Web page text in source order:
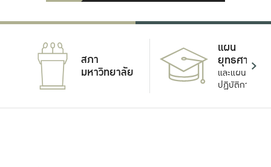
สภา
มหาวิทยาลัย
แผน
ยุทธศาสตร์
และแผน
ปฏิบัติการ